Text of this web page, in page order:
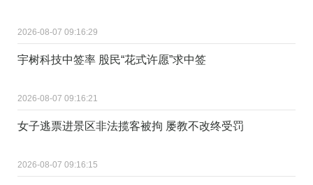
2026-08-07 09:16:29
宇树科技中签率 股民“花式许愿”求中签
2026-08-07 09:16:21
女子逃票进景区非法揽客被拘 屡教不改终受罚
2026-08-07 09:16:15